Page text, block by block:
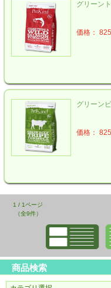
グリーン
価格：
グリーン
価格：
1 / 1ページ
（全9件）
商品検索